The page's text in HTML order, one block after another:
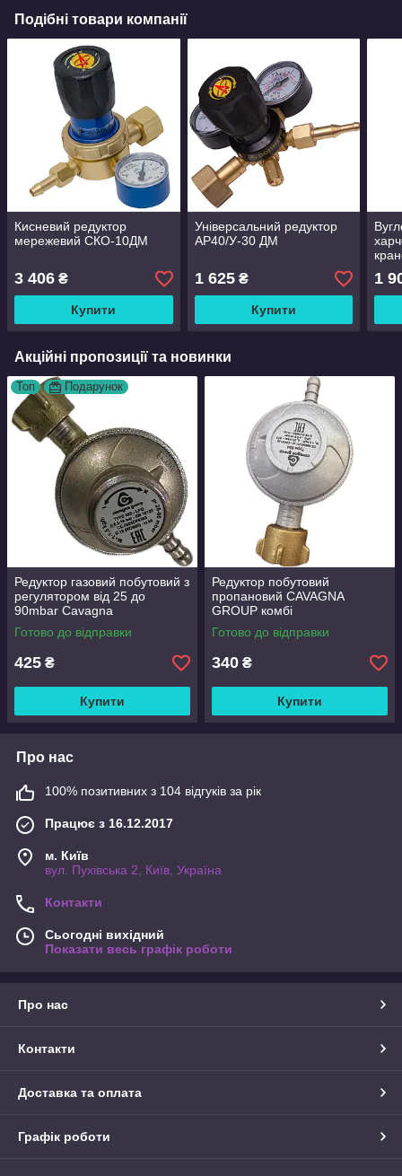
Подібні товари компанії
Кисневий редуктор
мережевий СКО-10ДМ
3 406 ₴
Купити
Універсальний редуктор
АР40/У-30 ДМ
1 625₴
Купити
1
Акційні пропозиції та новинки
Топ Подарунок
Редуктор газовий побутовий з
регулятором від 25 до
90mbar Cavagna
Готово до відправки
425 ₴
Купити
Редуктор побутовий
пропановий CAVAGNA
GROUP комбі
Готово до відправки
340 ₴
Купити
Про нас
100% позитивних з 104 відгуків за рік
Працює з 16.12.2017
м. Київ
вул. Пухівська 2, Київ, Україна
Контакти
Сьогодні вихідний
Показати весь графік роботи
Про нас
Контакти
Доставка та оплата
Графік роботи